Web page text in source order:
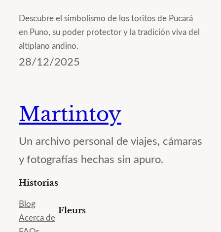
Descubre el simbolismo de los toritos de Pucará
en Puno, su poder protector y la tradición viva del
altiplano andino.
28/12/2025
Martintoy
Un archivo personal de viajes, cámaras
y fotografías hechas sin apuro.
Historias
Blog
Acerca de
Fleurs